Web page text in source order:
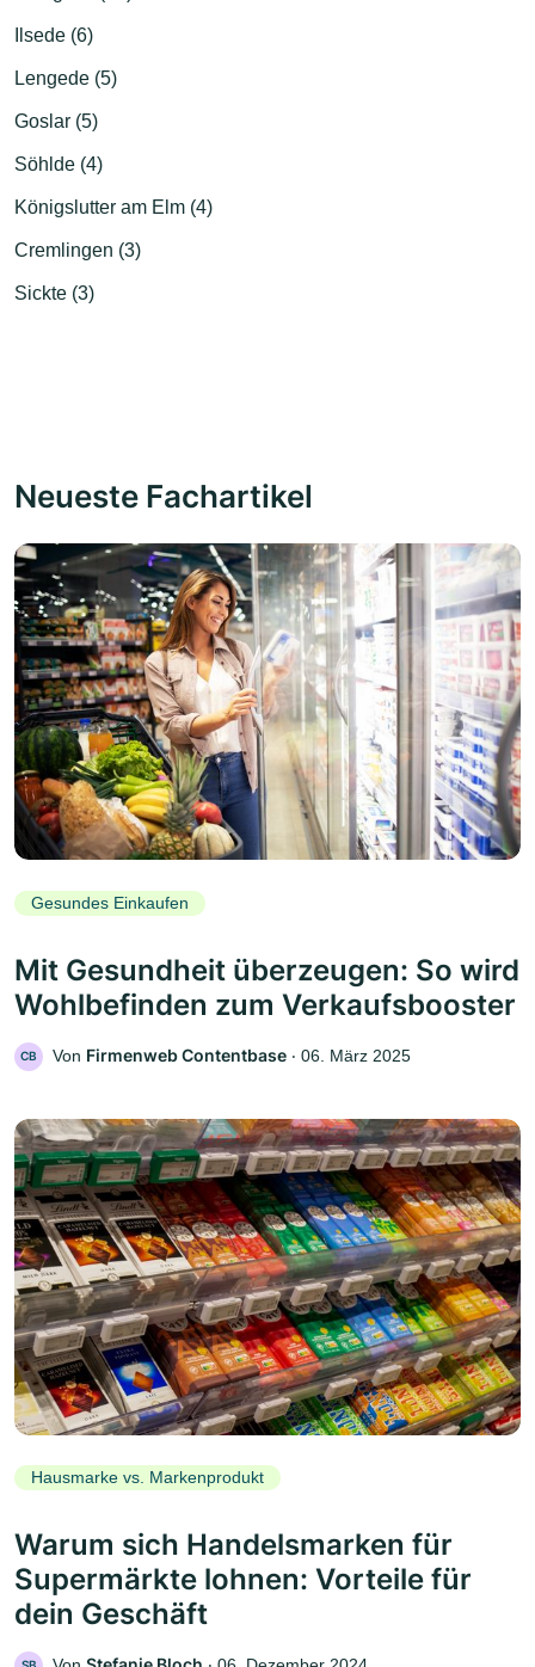
Ilsede (6)
Lengede (5)
Goslar (5)
Söhlde (4)
Königslutter am Elm (4)
Cremlingen (3)
Sickte (3)
Neueste Fachartikel
Gesundes Einkaufen
Mit Gesundheit überzeugen: So wird
Wohlbefinden zum Verkaufsbooster
CB Von Firmenweb Contentbase ‧ 06. März 2025
Hausmarke vs. Markenprodukt
Warum sich Handelsmarken für
Supermärkte lohnen: Vorteile für
dein Geschäft